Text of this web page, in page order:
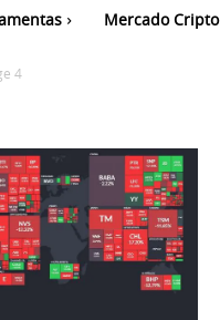
Mercado Cripto
4